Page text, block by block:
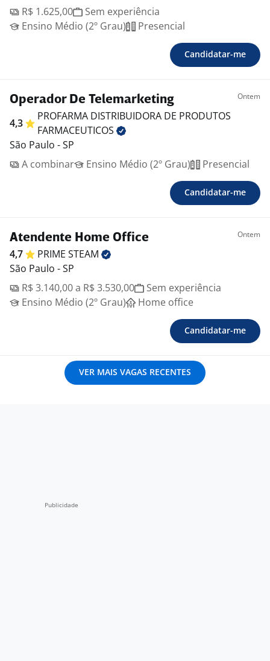
R$ 1.625,00
Sem experiência
Ensino Médio (2º Grau)
Presencial
Candidatar-me
Operador De Telemarketing Ontem
4,3
PROFARMA DISTRIBUIDORA DE PRODUTOS
FARMACEUTICOS
São Paulo - SP
A combinar
Ensino Médio (2º Grau) Presencial
Candidatar-me
Atendente Home Office Ontem
4,7 PRIME STEAM
São Paulo - SP
R$ 3.140,00 a R$ 3.530,00
Sem experiência
Ensino Médio (2º Grau)
Home office
Candidatar-me
VER MAIS VAGAS RECENTES